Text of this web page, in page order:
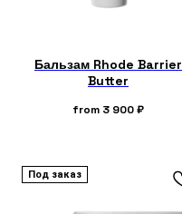
Бальзам Rhode Barrier
Butter
from 3 900₽
Под заказ